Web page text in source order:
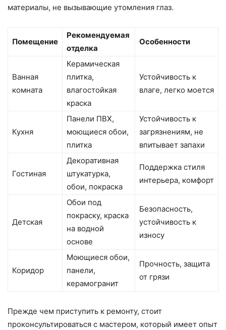
материалы, не вызывающие утомления глаз.
Помещение
Рекомендуемая
отделка
Особенности
Ванная
комната
Керамическая
плитка,
влагостойкая
краска
Устойчивость к
влаге, легко моется
Кухня
Панели ПВХ,
моющиеся обои,
плитка
Устойчивость к
загрязнениям, не
впитывает запахи
Гостиная
Декоративная
штукатурка,
обои, покраска
Поддержка стиля
интерьера, комфорт
Детская
Обои под
покраску, краска
на водной
основе
Безопасность,
устойчивость к
износу
Коридор
Моющиеся обои,
панели,
керамогранит
Прочность, защита
от грязи
Прежде чем приступить к ремонту, стоит
проконсультироваться с мастером, который имеет опыт